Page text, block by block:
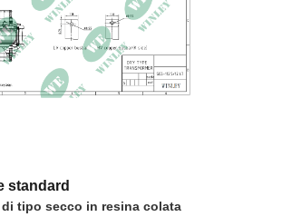
standard
tipo secco in resina colata